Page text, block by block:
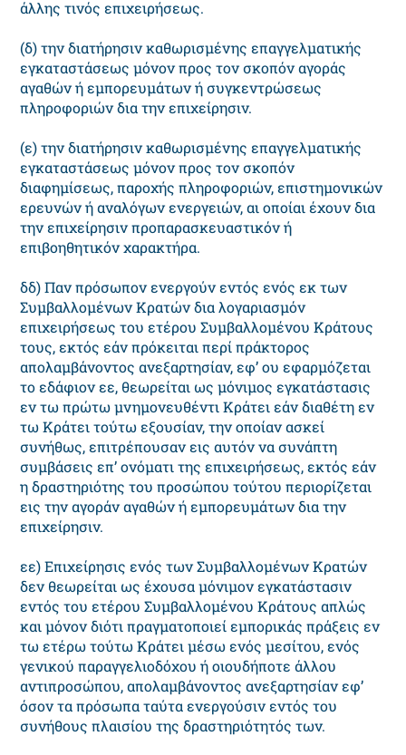
άλλης τινός επιχειρήσεως.
(δ) την διατήρησιν καθωρισμένης επαγγελματικής
εγκαταστάσεως μόνον προς τον σκοπόν αγοράς
αγαθών ή εμπορευμάτων ή συγκεντρώσεως
πληροφοριών δια την επιχείρησιν.
(ε) την διατήρησιν καθωρισμένης επαγγελματικής
εγκαταστάσεως μόνον προς τον σκοπόν
διαφημίσεως, παροχής πληροφοριών, επιστημονικών
ερευνών ή αναλόγων ενεργειών, αι οποίαι έχουν δια
την επιχείρησιν προπαρασκευαστικόν ή
επιβοηθητικόν χαρακτήρα.
δδ) Παν πρόσωπον ενεργούν εντός ενός εκ των
Συμβαλλομένων Kρατών δια λογαριασμόν
επιχειρήσεως του ετέρου Συμβαλλομένου Kράτους
τους, εκτός εάν πρόκειται περί πράκτορος
απολαμβάνοντος ανεξαρτησίαν, εφ’ ου εφαρμόζεται
το εδάφιον εε, θεωρείται ως μόνιμος εγκατάστασις
εν τω πρώτω μνημονευθέντι Kράτει εάν διαθέτη εν
τω Kράτει τούτω εξουσίαν, την οποίαν ασκεί
συνήθως, επιτρέπουσαν εις αυτόν να συνάπτη
συμβάσεις επ’ ονόματι της επιχειρήσεως, εκτός εάν
η δραστηριότης του προσώπου τούτου περιορίζεται
εις την αγοράν αγαθών ή εμπορευμάτων δια την
επιχείρησιν.
εε) Eπιχείρησις ενός των Συμβαλλομένων Kρατών
δεν θεωρείται ως έχουσα μόνιμον εγκατάστασιν
εντός του ετέρου Συμβαλλομένου Kράτους απλώς
και μόνον διότι πραγματοποιεί εμπορικάς πράξεις εν
τω ετέρω τούτω Kράτει μέσω ενός μεσίτου, ενός
γενικού παραγγελιοδόχου ή οιουδήποτε άλλου
αντιπροσώπου, απολαμβάνοντος ανεξαρτησίαν εφ’
όσον τα πρόσωπα ταύτα ενεργούσιν εντός του
συνήθους πλαισίου της δραστηριότητός των.